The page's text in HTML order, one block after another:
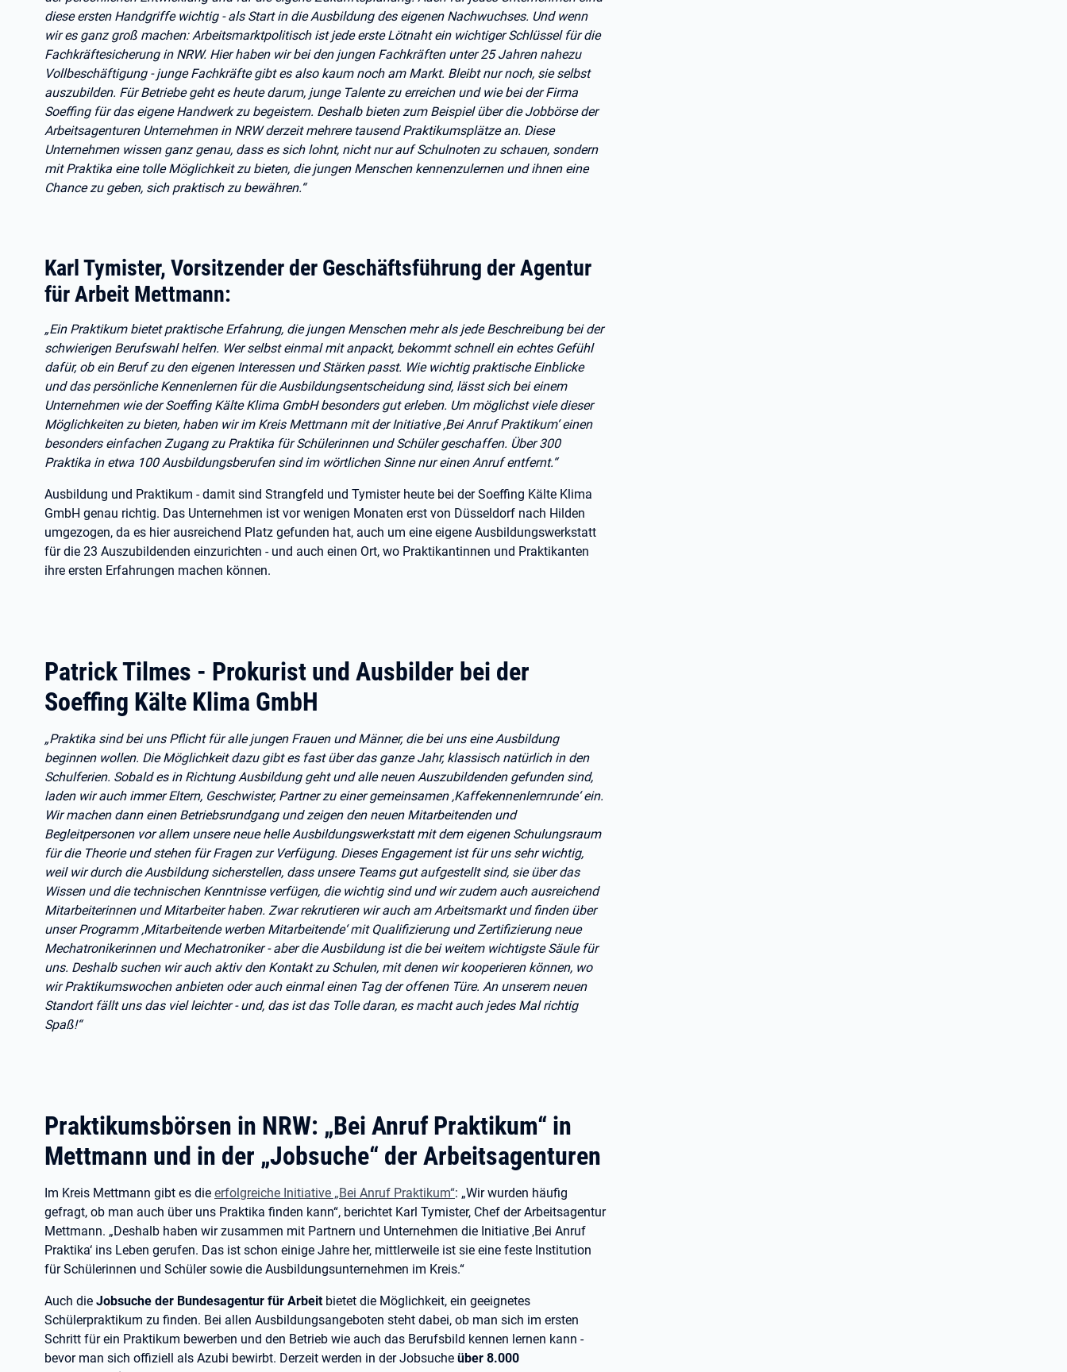
diese ersten Handgriffe wichtig - als Start in die Ausbildung des eigenen Nachwuchses. Und wenn
wir es ganz groß machen: Arbeitsmarktpolitisch ist jede erste Lötnaht ein wichtiger Schlüssel für die
Fachkräftesicherung in NRW. Hier haben wir bei den jungen Fachkräften unter 25 Jahren nahezu
Vollbeschäftigung - junge Fachkräfte gibt es also kaum noch am Markt. Bleibt nur noch, sie selbst
auszubilden. Für Betriebe geht es heute darum, junge Talente zu erreichen und wie bei der Firma
Soeffing für das eigene Handwerk zu begeistern. Deshalb bieten zum Beispiel über die Jobbörse der
Arbeitsagenturen Unternehmen in NRW derzeit mehrere tausend Praktikumsplätze an. Diese
Unternehmen wissen ganz genau, dass es sich lohnt, nicht nur auf Schulnoten zu schauen, sondern
mit Praktika eine tolle Möglichkeit zu bieten, die jungen Menschen kennenzulernen und ihnen eine
Chance zu geben, sich praktisch zu bewähren.“
Karl Tymister, Vorsitzender der Geschäftsführung der Agentur
für Arbeit Mettmann:
„Ein Praktikum bietet praktische Erfahrung, die jungen Menschen mehr als jede Beschreibung bei der
schwierigen Berufswahl helfen. Wer selbst einmal mit anpackt, bekommt schnell ein echtes Gefühl
dafür, ob ein Beruf zu den eigenen Interessen und Stärken passt. Wie wichtig praktische Einblicke
und das persönliche Kennenlernen für die Ausbildungsentscheidung sind, lässt sich bei einem
Unternehmen wie der Soeffing Kälte Klima GmbH besonders gut erleben. Um möglichst viele dieser
Möglichkeiten zu bieten, haben wir im Kreis Mettmann mit der Initiative ‚Bei Anruf Praktikum‘ einen
besonders einfachen Zugang zu Praktika für Schülerinnen und Schüler geschaffen. Über 300
Praktika in etwa 100 Ausbildungsberufen sind im wörtlichen Sinne nur einen Anruf entfernt.“
Ausbildung und Praktikum - damit sind Strangfeld und Tymister heute bei der Soeffing Kälte Klima
GmbH genau richtig. Das Unternehmen ist vor wenigen Monaten erst von Düsseldorf nach Hilden
umgezogen, da es hier ausreichend Platz gefunden hat, auch um eine eigene Ausbildungswerkstatt
für die 23 Auszubildenden einzurichten - und auch einen Ort, wo Praktikantinnen und Praktikanten
ihre ersten Erfahrungen machen können.
Patrick Tilmes - Prokurist und Ausbilder bei der
Soeffing Kälte Klima GmbH
„Praktika sind bei uns Pflicht für alle jungen Frauen und Männer, die bei uns eine Ausbildung
beginnen wollen. Die Möglichkeit dazu gibt es fast über das ganze Jahr, klassisch natürlich in den
Schulferien. Sobald es in Richtung Ausbildung geht und alle neuen Auszubildenden gefunden sind,
laden wir auch immer Eltern, Geschwister, Partner zu einer gemeinsamen ‚Kaffekennenlernrunde‘ ein.
Wir machen dann einen Betriebsrundgang und zeigen den neuen Mitarbeitenden und
Begleitpersonen vor allem unsere neue helle Ausbildungswerkstatt mit dem eigenen Schulungsraum
für die Theorie und stehen für Fragen zur Verfügung. Dieses Engagement ist für uns sehr wichtig,
weil wir durch die Ausbildung sicherstellen, dass unsere Teams gut aufgestellt sind, sie über das
Wissen und die technischen Kenntnisse verfügen, die wichtig sind und wir zudem auch ausreichend
Mitarbeiterinnen und Mitarbeiter haben. Zwar rekrutieren wir auch am Arbeitsmarkt und finden über
unser Programm ‚Mitarbeitende werben Mitarbeitende‘ mit Qualifizierung und Zertifizierung neue
Mechatronikerinnen und Mechatroniker - aber die Ausbildung ist die bei weitem wichtigste Säule für
uns. Deshalb suchen wir auch aktiv den Kontakt zu Schulen, mit denen wir kooperieren können, wo
wir Praktikumswochen anbieten oder auch einmal einen Tag der offenen Türe. An unserem neuen
Standort fällt uns das viel leichter - und, das ist das Tolle daran, es macht auch jedes Mal richtig
Spaß!“
Praktikumsbörsen in NRW: „Bei Anruf Praktikum“ in
Mettmann und in der „Jobsuche“ der Arbeitsagenturen
Im Kreis Mettmann gibt es die erfolgreiche Initiative „Bei Anruf Praktikum“: „Wir wurden häufig
gefragt, ob man auch über uns Praktika finden kann“, berichtet Karl Tymister, Chef der Arbeitsagentur
Mettmann. „Deshalb haben wir zusammen mit Partnern und Unternehmen die Initiative ‚Bei Anruf
Praktika‘ ins Leben gerufen. Das ist schon einige Jahre her, mittlerweile ist sie eine feste Institution
für Schülerinnen und Schüler sowie die Ausbildungsunternehmen im Kreis.“
Auch die Jobsuche der Bundesagentur für Arbeit bietet die Möglichkeit, ein geeignetes
Schülerpraktikum zu finden. Bei allen Ausbildungsangeboten steht dabei, ob man sich im ersten
Schritt für ein Praktikum bewerben und den Betrieb wie auch das Berufsbild kennen lernen kann -
bevor man sich offiziell als Azubi bewirbt. Derzeit werden in der Jobsuche über 8.000